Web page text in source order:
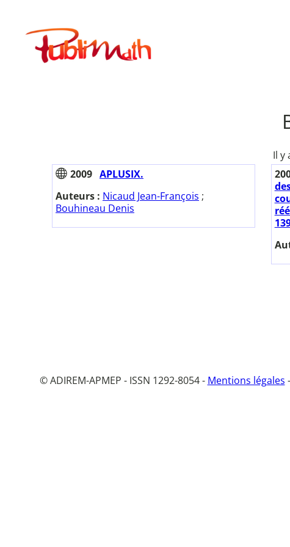
contenuPublimath
Il y
2009 APLUSIX.
Auteurs : Nicaud Jean-François ;
Bouhineau Denis
© ADIREM-APMEP - ISSN 1292-8054 - Mentions légales -